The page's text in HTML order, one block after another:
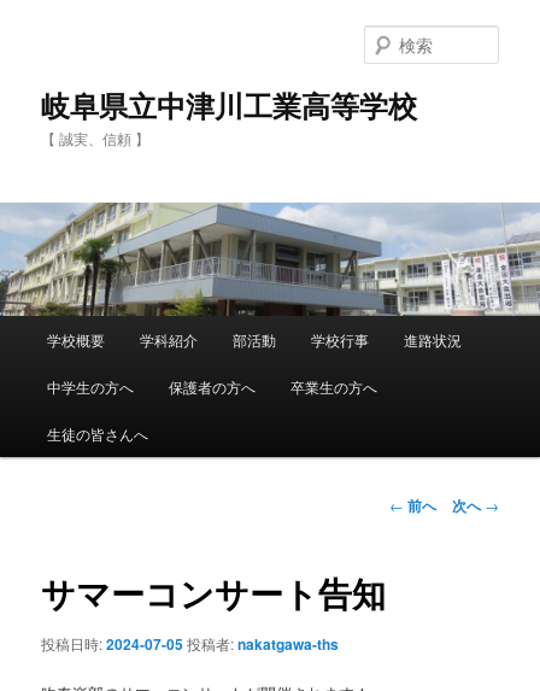
岐阜県立中津川工業高等学校
【 誠実、信頼 】
索
ュ
メ
イ
ン
テ
ン
学校概要 学科紹介 部活動 学校行事 進路状況
中学生の方へ 保護者の方へ 卒業生の方へ
生徒の皆さんへ
投
← 前へ 次へ→
サマーコンサート告知
投稿日時:2024-07-05投稿者:nakatgawa-ths